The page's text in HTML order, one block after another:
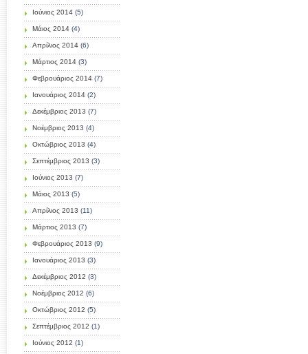
Ιούνιος 2014 (5)
Μάιος 2014 (4)
Απρίλιος 2014 (6)
Μάρτιος 2014 (3)
Φεβρουάριος 2014 (7)
Ιανουάριος 2014 (2)
Δεκέμβριος 2013 (7)
Νοέμβριος 2013 (4)
Οκτώβριος 2013 (4)
Σεπτέμβριος 2013 (3)
Ιούνιος 2013 (7)
Μάιος 2013 (5)
Απρίλιος 2013 (11)
Μάρτιος 2013 (7)
Φεβρουάριος 2013 (9)
Ιανουάριος 2013 (3)
Δεκέμβριος 2012 (3)
Νοέμβριος 2012 (6)
Οκτώβριος 2012 (5)
Σεπτέμβριος 2012 (1)
Ιούνιος 2012 (1)